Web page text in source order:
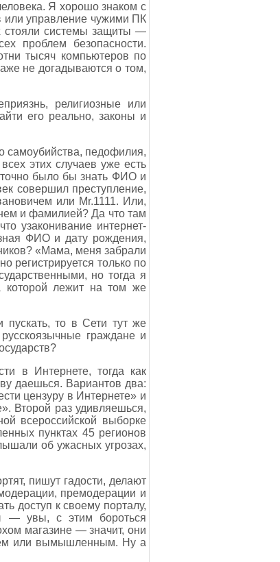
Я хорошо знаком с
или управление чужими ПК
стояли системы защиты —
проблем безопасности.
тысяч компьютеров по
не догадываются о том,
религиозные или
его реально, законы и
самоубийства, педофилия,
этих случаев уже есть
было бы знать ФИО и
совершил преступление,
или Mr.1111. Или,
и фамилией? Да что там
узаконивание интернет-
ФИО и дату рождения,
«Мама, меня забрали
регистрируется только по
но тогда я
которой лежит на том же
то в Сети тут же
граждане и
в Интернете, тогда как
даешься. Вариантов два:
цензуру в Интернете» и
Второй раз удивляешься,
всероссийской выборке
пунктах 45 регионов
об ужасных угрозах,
пишут гадости, делают
премодерации и
доступ к своему порталу,
— увы, с этим бороться
магазине — значит, они
или вымышленным. Ну а